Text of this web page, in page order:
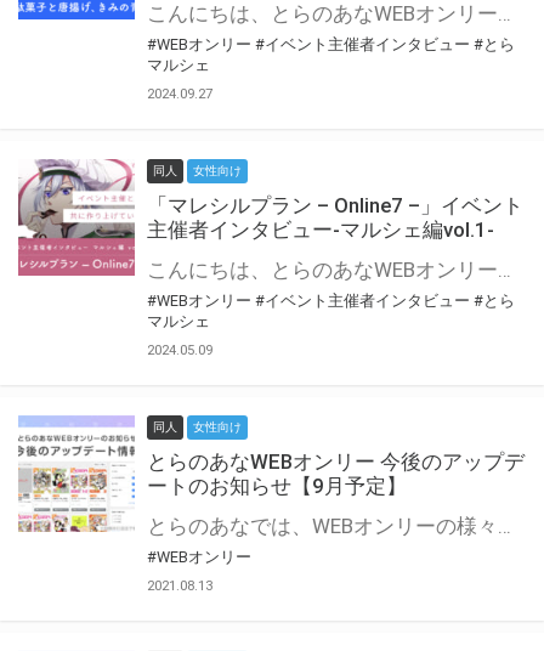
こんにちは、とらのあなWEBオンリー運営スタッフです。 新たにお届けする、イベント主催者インタビュー-マルシェ編-は、 とらのあなWEBオンリー「マルシェ」をご利用の主催様に 「マルシェ」を使ってイベントを開催した感想や心がけをお聞きする企画です。 今回は、WEBオンリー初開催「駄菓子と唐揚げ、きみの青」より、 主催のぎこ六屋様にお話を伺いました。 協力：ぎこ六屋様／イベント公式Twitter（@krkgwks） とらのあなWEBオンリー「マルシェ」とは？ WEBオンリーでリアルタイムでコミュニケーションがとれるオンライン会場です。
#WEBオンリー #イベント主催者インタビュー #とら
マルシェ
2024.09.27
同人 女性向け
「マレシルプラン – Online7 –」イベント
主催者インタビュー-マルシェ編vol.1-
こんにちは、とらのあなWEBオンリー運営スタッフです。 新たにお届けする、イベント主催者インタビュー-マルシェ編-は、 とらのあなWEBオンリー「マルシェ」をご利用した主催様に 「マルシェ」を使って開催した感想や心がけをお聞きする企画です。 今回は、WEBオンリー開催7回目迎えた「マレシルプラン – Online7 –」より、 主催の玉川うた様にお話を伺いました。 ▼マレシルプランのインタビュー前回記事 「イベント主催者インタビュー vol.6」はこちら 協力：玉川うた様（マレシルプラン実行委員会 代表）／イベント公式Twitter（@mallesil_plan） とらのあなWEBオンリー「マルシェ」とは？ WEBオンリーでリアルタイムでコミュニケーションがとれるオンライン会場です。
#WEBオンリー #イベント主催者インタビュー #とら
マルシェ
2024.05.09
同人 女性向け
とらのあなWEBオンリー 今後のアップデ
ートのお知らせ【9月予定】
とらのあなでは、WEBオンリーの様々な支援を実施しています。 今回は2021年9月に実装を予定しているアップデート情報についてご紹介いたします。 とらのあなWEBオンリーサイトはこちら
#WEBオンリー
2021.08.13